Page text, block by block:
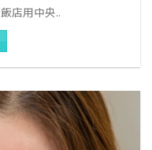
店用中央..